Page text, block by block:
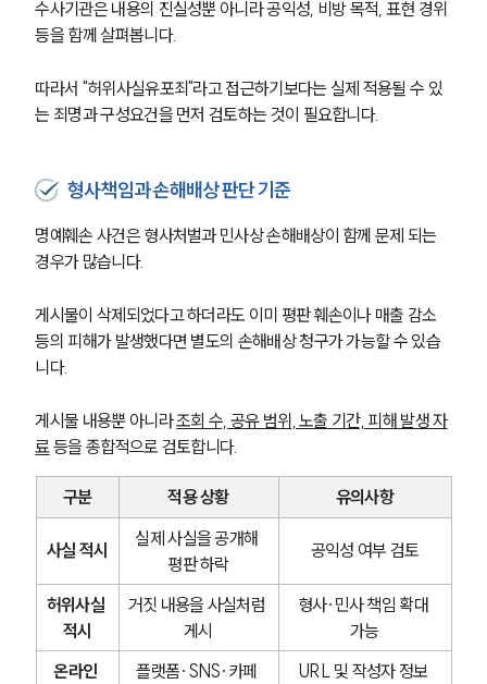
수사기관은 내용의 진실성뿐 아니라 공익성, 비방 목적, 표현 경위
등을 함께 살펴봅니다.
따라서 "허위사실유포죄"라고 접근하기보다는 실제 적용될 수 있
는 죄명과 구성요건을 먼저 검토하는 것이 필요합니다.
형사책임과 손해배상 판단 기준
명예훼손 사건은 형사처벌과 민사상 손해배상이 함께 문제 되는
경우가 많습니다.
게시물이 삭제되었다고 하더라도 이미 평판 훼손이나 매출 감소
등의 피해가 발생했다면 별도의 손해배상 청구가 가능할 수 있습
니다.
게시물 내용뿐 아니라 조회 수, 공유 범위, 노출 기간, 피해 발생 자
료 등을 종합적으로 검토합니다.
구분 적용 상황 유의사항
사실 적시
실제 사실을 공개해
평판 하락
공익성 여부 검토
허위사실
적시
거짓 내용을 사실처럼
게시
형사·민사 책임 확대
가능
온라인
플랫폼·SNS·카페
URL 및 작성자 정보